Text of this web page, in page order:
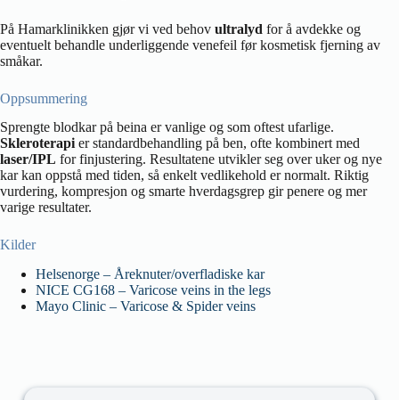
På Hamarklinikken gjør vi ved behov ultralyd for å avdekke og
eventuelt behandle underliggende venefeil før kosmetisk fjerning av
småkar.
Oppsummering
Sprengte blodkar på beina er vanlige og som oftest ufarlige.
Skleroterapier standardbehandling på ben, ofte kombinert med
laser/IPL for finjustering. Resultatene utvikler seg over uker og nye
kar kan oppstå med tiden, så enkelt vedlikehold er normalt. Riktig
vurdering, kompresjon og smarte hverdagsgrep gir penere og mer
varige resultater.
Kilder
Helsenorge – Åreknuter/overfladiske kar
NICE CG168 – Varicose veins in the legs
Mayo Clinic – Varicose & Spider veins